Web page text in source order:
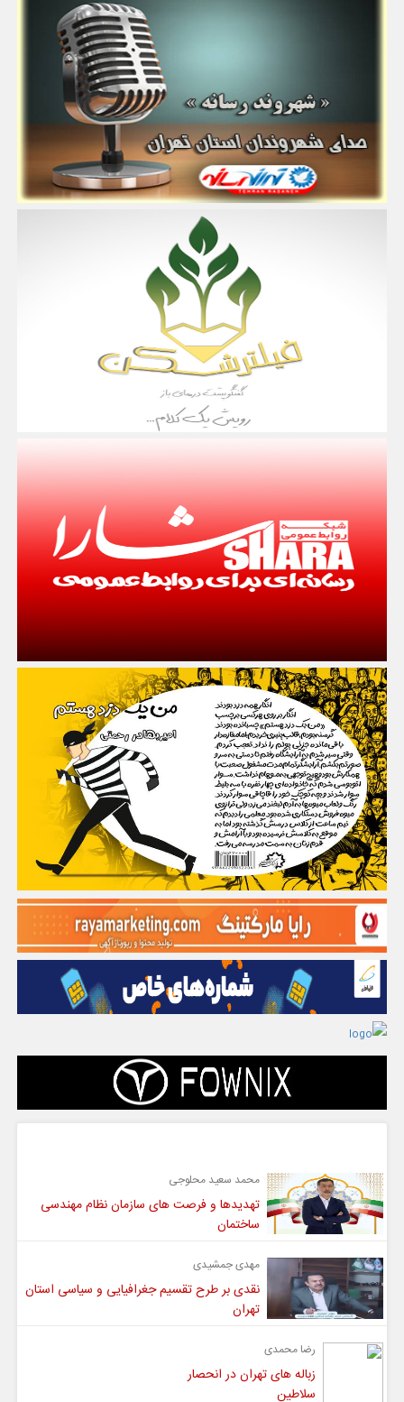
محمد سعید محلوجی
تهدیدها و فرصت های سازمان نظام مهندسی
ساختمان
مهدی جمشیدی
نقدی بر طرح تقسیم جغرافیایی و سیاسی استان
تهران
رضا محمدی
زباله های تهران در انحصار
سلاطین